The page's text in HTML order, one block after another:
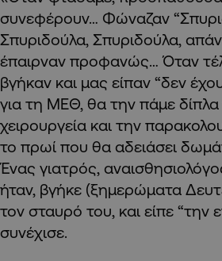
συνεφέρουν… Φώναζαν
Σπυριδούλα, Σπυριδούλα,
έπαιρναν προφανώς… Όταν
βγήκαν και μας είπαν “δεν
για τη ΜΕΘ, θα την πάμε δίπλα
χειρουργεία και την
το πρωί που θα αδειάσει
Ένας γιατρός,
ήταν, βγήκε (ξημερώματα
τον σταυρό του, και είπε “την
συνέχισε.